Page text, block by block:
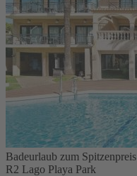
Badeurlaub zum Spitzenpreis
R2 Lago Playa Park